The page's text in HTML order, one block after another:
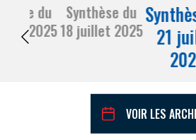
SYNTHÈSE DE PRESSE
COMMUNIQUÉS DE PRESSE
du
17 juillet 2025
Synthèse du
18 juillet 2025
21
VOIR LES
PAS ENCORE
DEMANDE
Avez-vous un statut de